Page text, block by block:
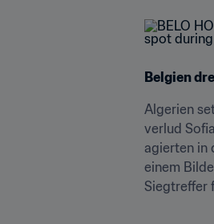
Belgien
Algerien
verlud
agierten in
einem
Siegtreffer